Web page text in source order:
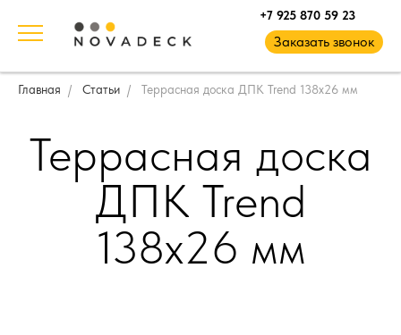
+7 925 870 59 23
Заказать звонок
Главная Статьи Террасная доска ДПК Trend 138х26 мм
Террасная доска
ДПК Trend
138х26 мм